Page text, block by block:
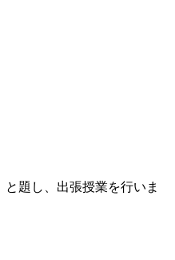
題し、出張授業を行いま